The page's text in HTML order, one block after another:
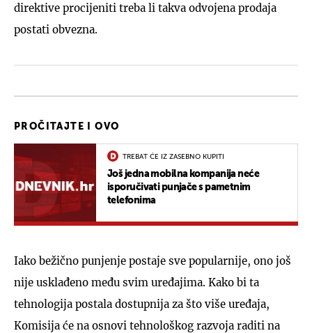
direktive procijeniti treba li takva odvojena prodaja
postati obvezna.
PROČITAJTE I OVO
TREBAT ĆE IZ ZASEBNO KUPITI
Još jedna mobilna kompanija neće
isporučivati punjače s pametnim
telefonima
Iako bežično punjenje postaje sve popularnije, ono još
nije usklađeno među svim uređajima. Kako bi ta
tehnologija postala dostupnija za što više uređaja,
Komisija će na osnovi tehnološkog razvoja raditi na